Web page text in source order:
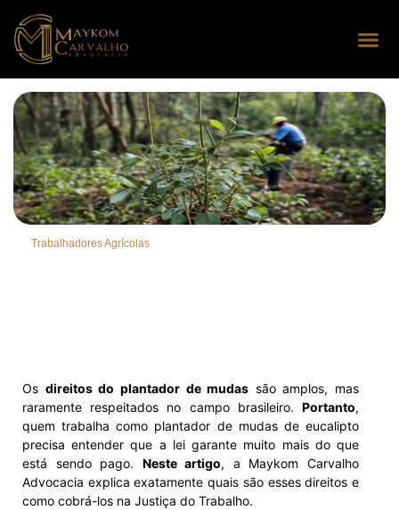
Trabalhadores Agrícolas
Os direitos do plantador de mudas são amplos, mas
raramente respeitados no campo brasileiro. Portanto,
quem trabalha como plantador de mudas de eucalipto
precisa entender que a lei garante muito mais do que
está sendo pago. Neste artigo, a Maykom Carvalho
Advocacia explica exatamente quais são esses direitos e
como cobrá-los na Justiça do Trabalho.